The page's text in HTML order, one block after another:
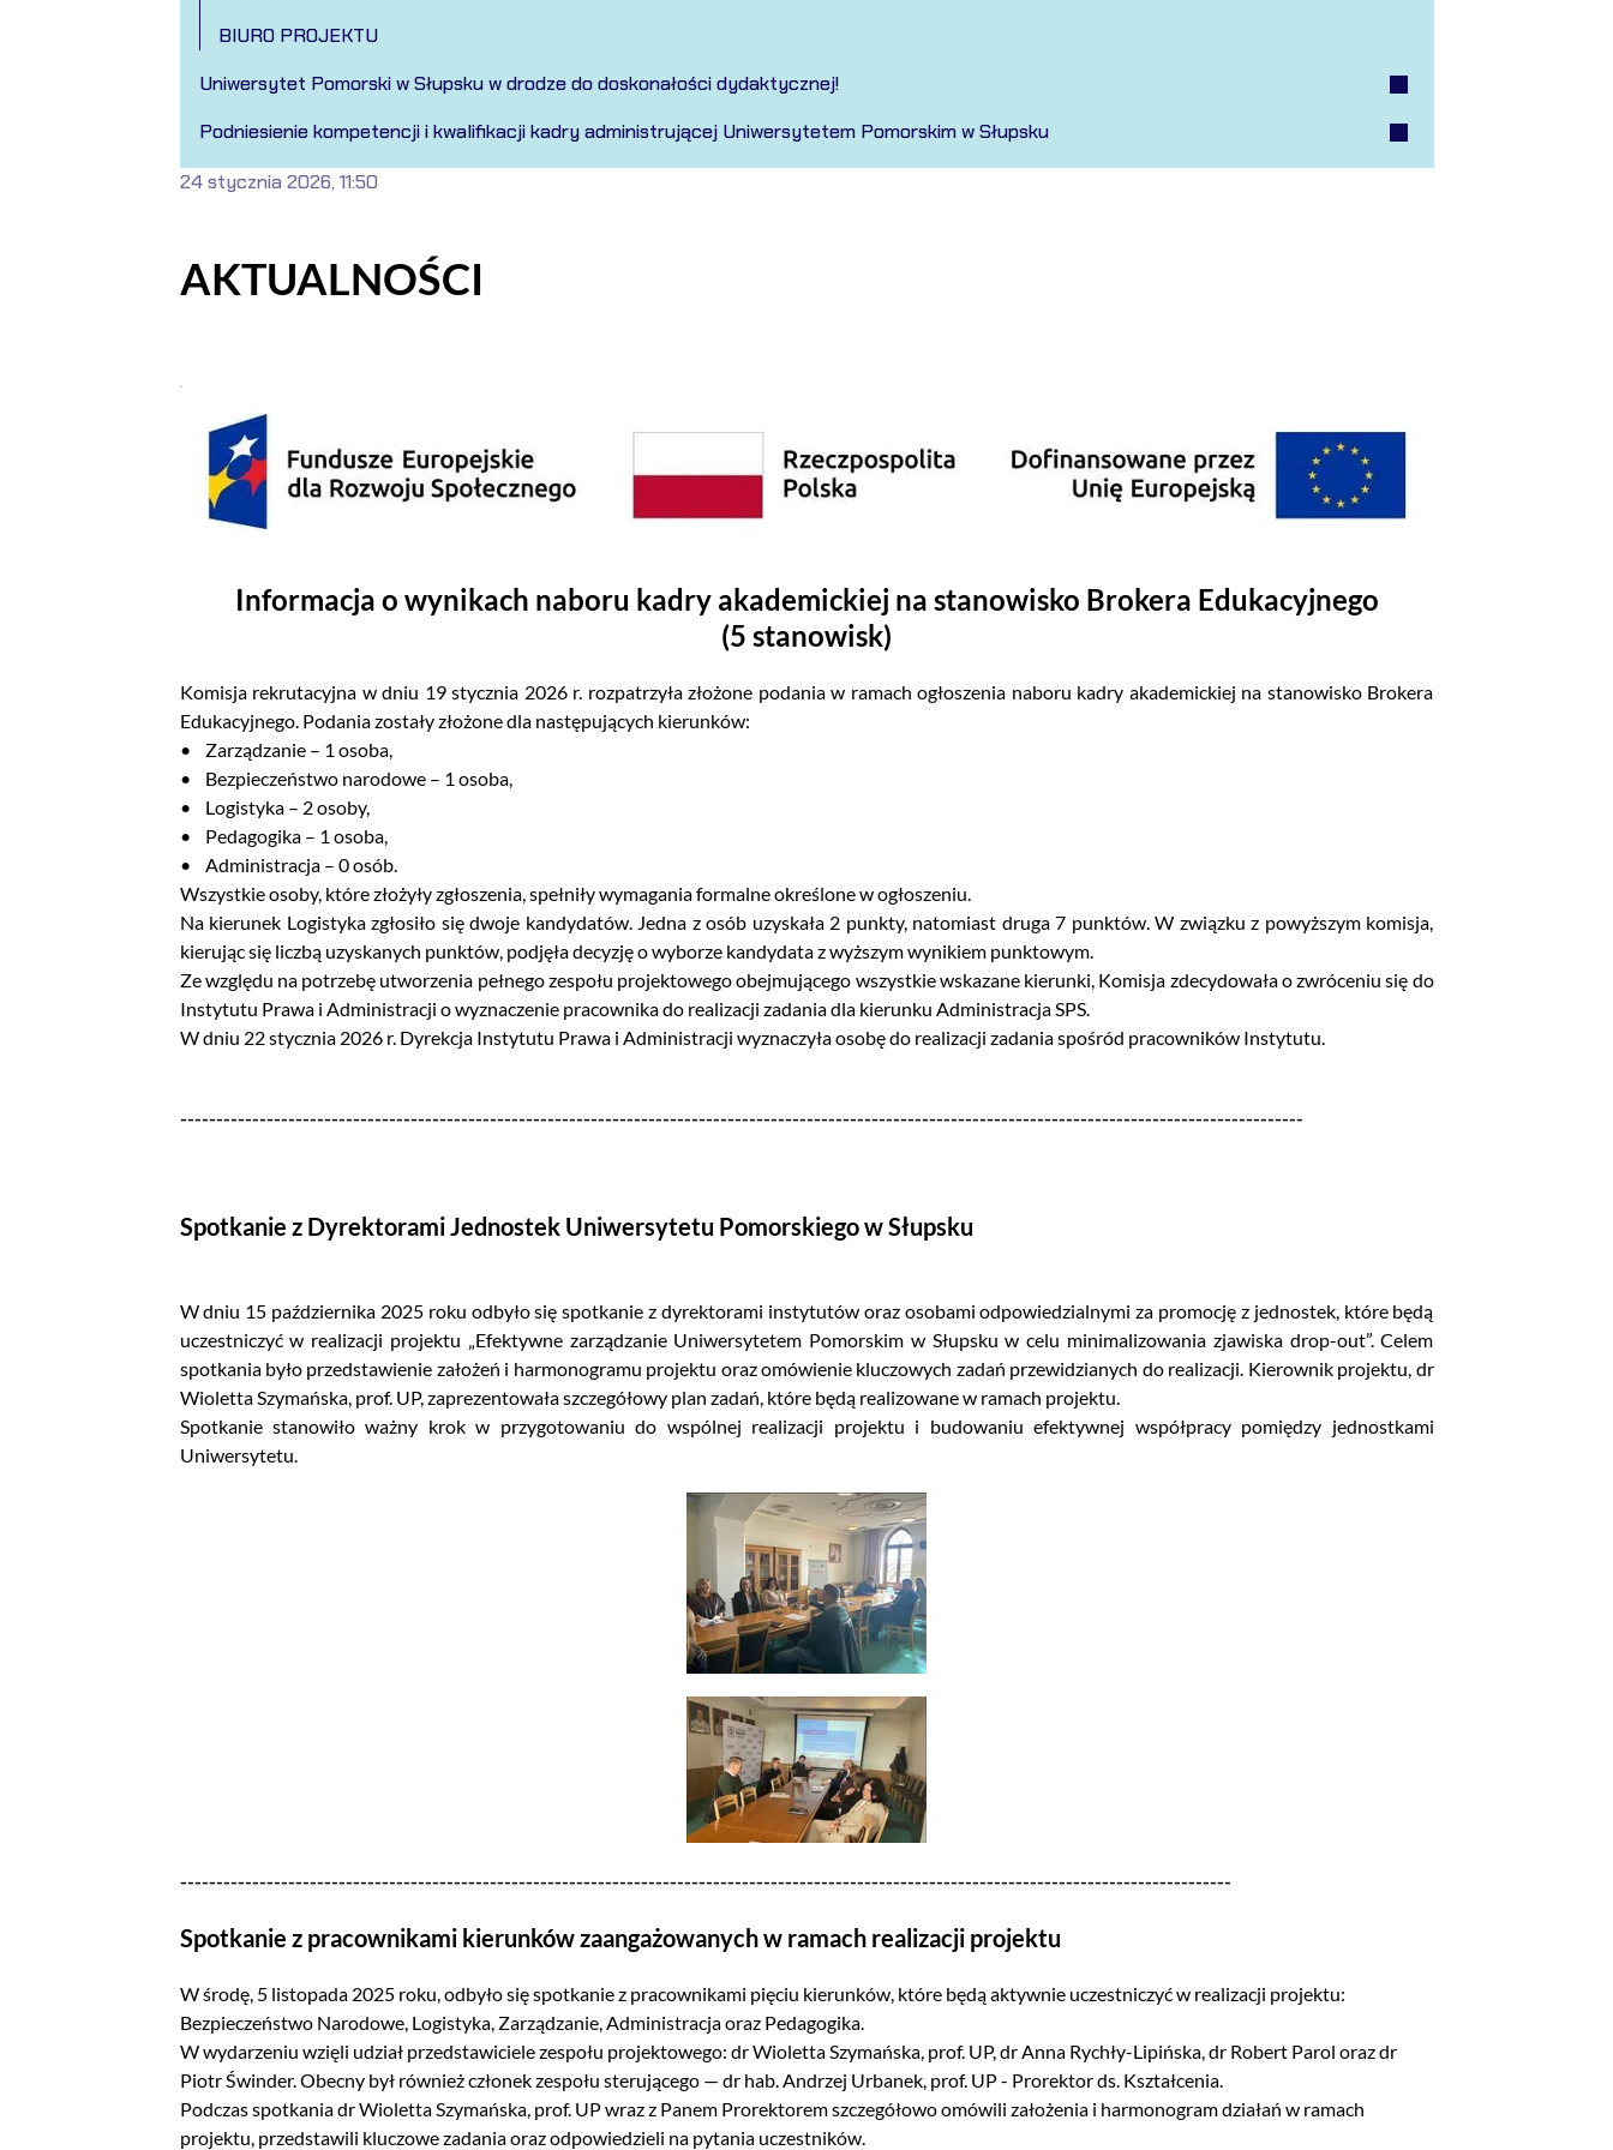
BIURO PROJEKTU
Uniwersytet Pomorski w Słupsku w drodze do doskonałości dydaktycznej!
Podniesienie kompetencji i kwalifikacji kadry administrującej Uniwersytetem Pomorskim w Słupsku
AKTUALNOŚCI
24 stycznia 2026, 11:50
Informacja o wynikach naboru kadry akademickiej na stanowisko Brokera Edukacyjnego
(5 stanowisk)
Komisja rekrutacyjna w dniu 19 stycznia 2026 r. rozpatrzyła złożone podania w ramach ogłoszenia naboru kadry akademickiej na stanowisko Brokera
Edukacyjnego. Podania zostały złożone dla następujących kierunków:
• Zarządzanie – 1 osoba,
• Bezpieczeństwo narodowe – 1 osoba,
• Logistyka – 2 osoby,
• Pedagogika – 1 osoba,
• Administracja – 0 osób.
Wszystkie osoby, które złożyły zgłoszenia, spełniły wymagania formalne określone w ogłoszeniu.
Na kierunek Logistyka zgłosiło się dwoje kandydatów. Jedna z osób uzyskała 2 punkty, natomiast druga 7 punktów. W związku z powyższym komisja,
kierując się liczbą uzyskanych punktów, podjęła decyzję o wyborze kandydata z wyższym wynikiem punktowym.
Ze względu na potrzebę utworzenia pełnego zespołu projektowego obejmującego wszystkie wskazane kierunki, Komisja zdecydowała o zwróceniu się do
Instytutu Prawa i Administracji o wyznaczenie pracownika do realizacji zadania dla kierunku Administracja SPS.
W dniu 22 stycznia 2026 r. Dyrekcja Instytutu Prawa i Administracji wyznaczyła osobę do realizacji zadania spośród pracowników Instytutu.
------------------------------------------------------------------------------------------------------------------------------------------------------------
Spotkanie z Dyrektorami Jednostek Uniwersytetu Pomorskiego w Słupsku
W dniu 15 października 2025 roku odbyło się spotkanie z dyrektorami instytutów oraz osobami odpowiedzialnymi za promocję z jednostek, które będą
uczestniczyć w realizacji projektu „Efektywne zarządzanie Uniwersytetem Pomorskim w Słupsku w celu minimalizowania zjawiska drop-out”. Celem
spotkania było przedstawienie założeń i harmonogramu projektu oraz omówienie kluczowych zadań przewidzianych do realizacji. Kierownik projektu, dr
Wioletta Szymańska, prof. UP, zaprezentowała szczegółowy plan zadań, które będą realizowane w ramach projektu.
Spotkanie stanowiło ważny krok w przygotowaniu do wspólnej realizacji projektu i budowaniu efektywnej współpracy pomiędzy jednostkami
Uniwersytetu.
--------------------------------------------------------------------------------------------------------------------------------------------------
Spotkanie z pracownikami kierunków zaangażowanych w ramach realizacji projektu
W środę, 5 listopada 2025 roku, odbyło się spotkanie z pracownikami pięciu kierunków, które będą aktywnie uczestniczyć w realizacji projektu:
Bezpieczeństwo Narodowe, Logistyka, Zarządzanie, Administracja oraz Pedagogika.
W wydarzeniu wzięli udział przedstawiciele zespołu projektowego: dr Wioletta Szymańska, prof. UP, dr Anna Rychły-Lipińska, dr Robert Parol oraz dr
Piotr Świnder. Obecny był również członek zespołu sterującego — dr hab. Andrzej Urbanek, prof. UP - Prorektor ds. Kształcenia.
Podczas spotkania dr Wioletta Szymańska, prof. UP wraz z Panem Prorektorem szczegółowo omówili założenia i harmonogram działań w ramach
projektu, przedstawili kluczowe zadania oraz odpowiedzieli na pytania uczestników.